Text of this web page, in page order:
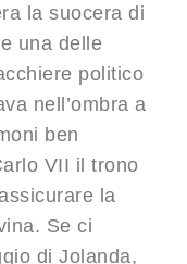
la suocera di
una delle
politico
nell’ombra a
ben
VII il trono
la
Se ci
di Jolanda,